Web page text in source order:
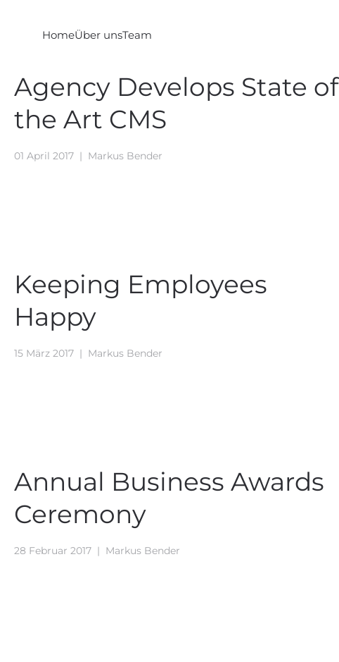
Zum Hauptinhalt springen
HomeÜber unsTeam
Agency Develops State of
the Art CMS
01 April 2017 | Markus Bender
Keeping Employees
Happy
15 März 2017 | Markus Bender
Annual Business Awards
Ceremony
28 Februar 2017 | Markus Bender